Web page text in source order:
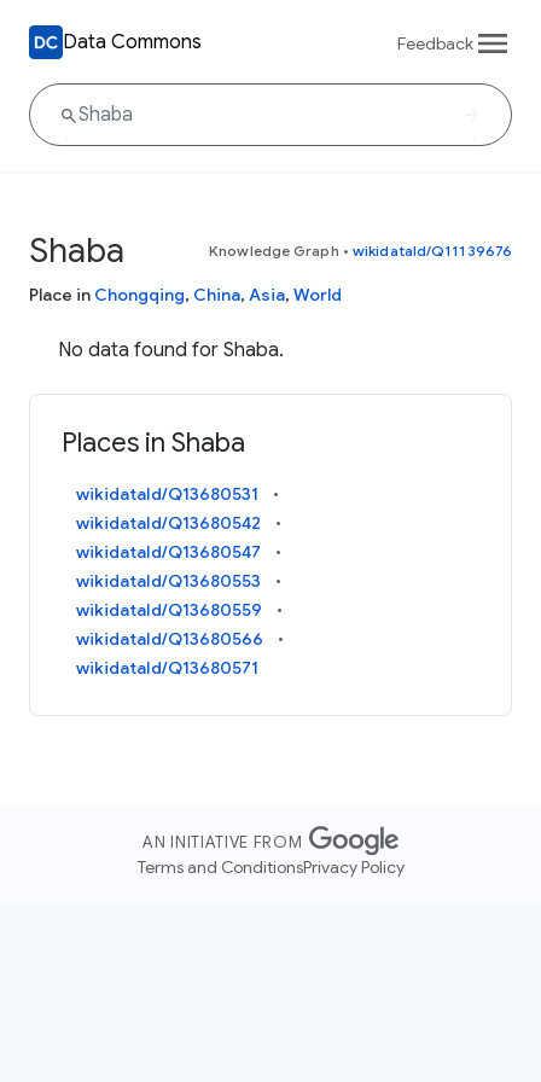
Data Commons Feedback
Shaba Knowledge Graph • wikidataId/Q11139676
Place in Chongqing, China, Asia, World
No data found for Shaba.
Places in Shaba
wikidataId/Q13680531
wikidataId/Q13680542
wikidataId/Q13680547
wikidataId/Q13680553
wikidataId/Q13680559
wikidataId/Q13680566
wikidataId/Q13680571
AN INITIATIVE FROM
Terms and ConditionsPrivacy Policy